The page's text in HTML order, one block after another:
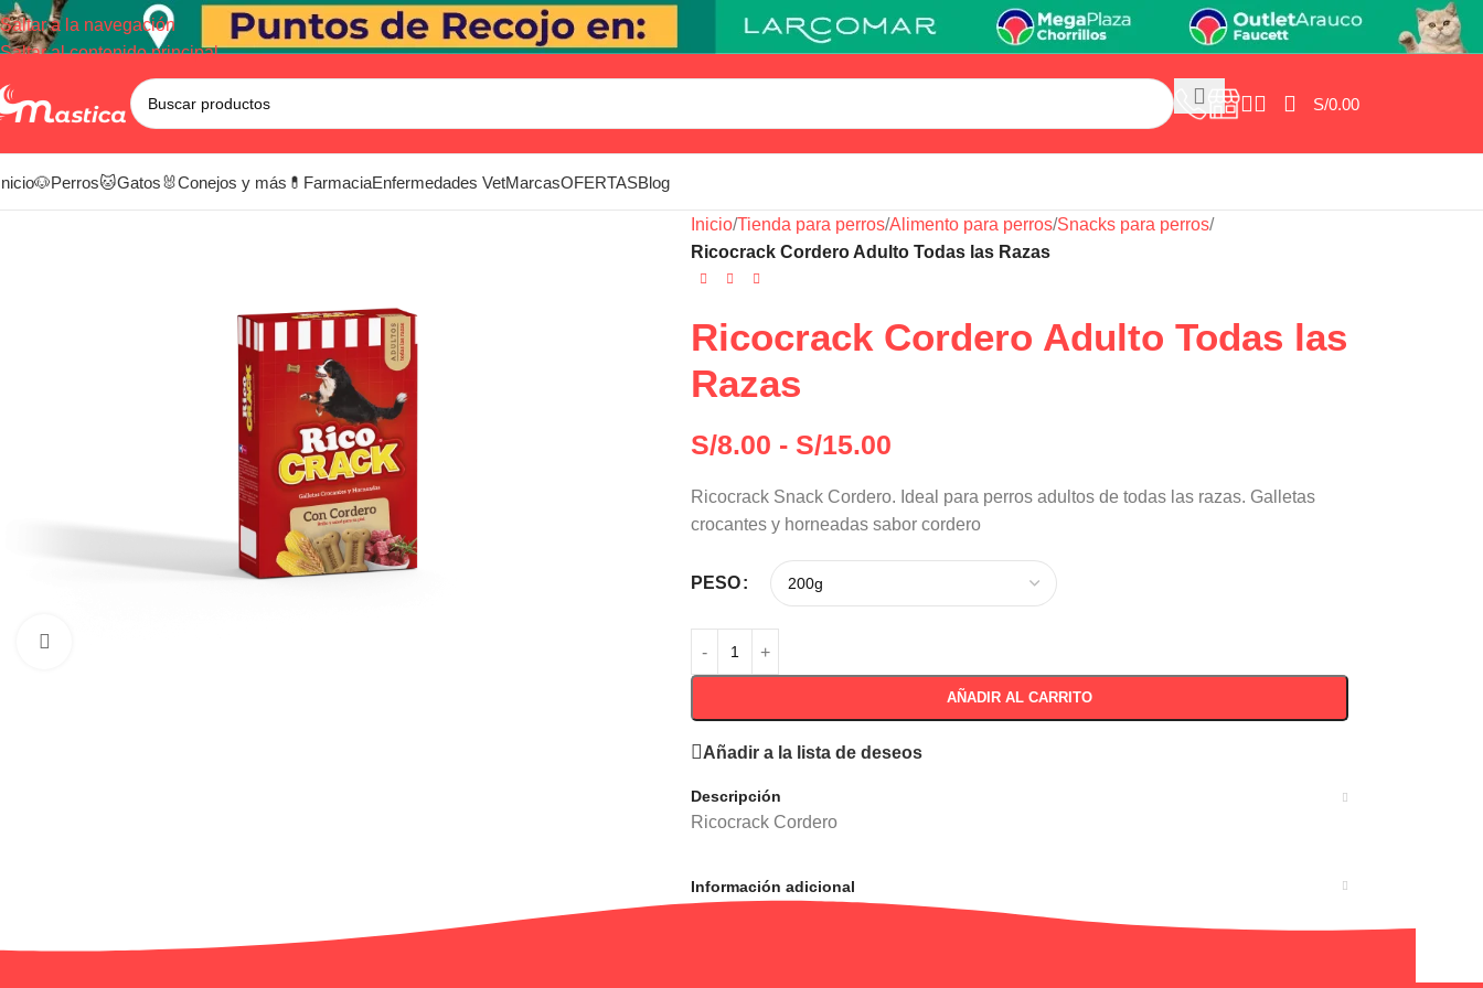
Saltar a la navegación
Saltar al contenido principal
S/0.00
🐶Perros🐱Gatos🐰Conejos y más 💊FarmaciaEnfermedades VetMarcasOFERTASBlog
Inicio/Tienda para perros/Alimento para perros/Snacks para perros/
Ricocrack Cordero Adulto Todas las Razas
Ricocrack Cordero Adulto Todas las
Razas
S/8.00 - S/15.00
Ricocrack Snack Cordero. Ideal para perros adultos de todas las razas. Galletas
crocantes y horneadas sabor cordero
PESO
AÑADIR AL CARRITO
Añadir a la lista de deseos
Descripción
Ricocrack Cordero
Información adicional